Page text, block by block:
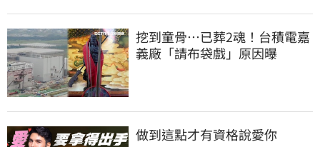
挖到童骨…已葬2魂！台積電嘉
義廠「請布袋戲」原因曝
做到這點才有資格說愛你